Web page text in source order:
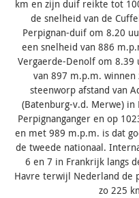
km en zijn duif reikte tot
de snelheid van de
Perpignan-duif om 8.20
een snelheid van 886
Vergaerde-Denolf om
van 897 m.p.m. winnen
steenworp afstand van
(Batenburg-v.d. Merwe) in
Perpignanganger en op
en met 989 m.p.m. is dat
de tweede nationaal.
6 en 7 in Frankrijk langs
Havre terwijl Nederland de
zo 225